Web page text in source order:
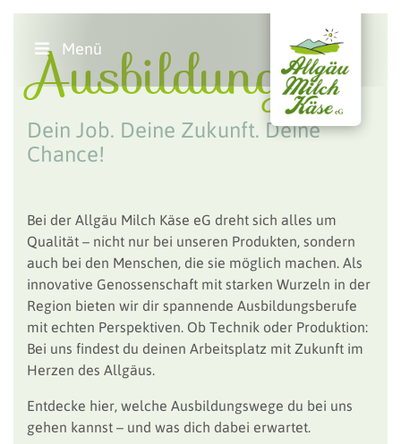
Menü
Ausbildung
Dein Job. Deine Zukunft. Deine
Chance!
Bei der Allgäu Milch Käse eG dreht sich alles um
Qualität – nicht nur bei unseren Produkten, sondern
auch bei den Menschen, die sie möglich machen. Als
innovative Genossenschaft mit starken Wurzeln in der
Region bieten wir dir spannende Ausbildungsberufe
mit echten Perspektiven. Ob Technik oder Produktion:
Bei uns findest du deinen Arbeitsplatz mit Zukunft im
Herzen des Allgäus.
Entdecke hier, welche Ausbildungswege du bei uns
gehen kannst – und was dich dabei erwartet.